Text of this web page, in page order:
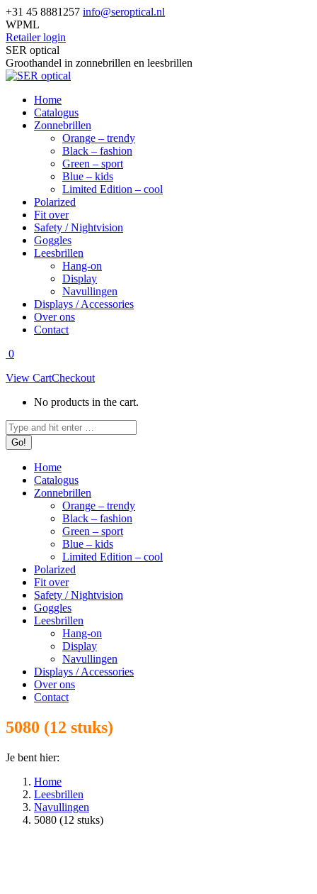
Skip
to
content
+31 45 8881257 info@seroptical.nl
WPML
Retailer login
Facebook
page
opens
new
window
SER optical
Groothandel in zonnebrillen en leesbrillen
Home
Catalogus
Zonnebrillen
Orange – trendy
Black – fashion
Green – sport
Blue – kids
Limited Edition – cool
Polarized
Fit over
Safety / Nightvision
Goggles
Leesbrillen
Hang-on
Display
Navullingen
Displays / Accessories
Over ons
Contact
0
View CartCheckout
No products in the cart.
Search:
Home
Catalogus
Zonnebrillen
Orange – trendy
Black – fashion
Green – sport
Blue – kids
Limited Edition – cool
Polarized
Fit over
Safety / Nightvision
Goggles
Leesbrillen
Hang-on
Display
Navullingen
Displays / Accessories
Over ons
Contact
5080 (12 stuks)
Je bent hier:
Home
Leesbrillen
Navullingen
5080 (12 stuks)